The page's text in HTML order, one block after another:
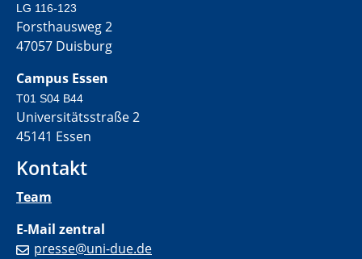
LG 116-123
Forsthausweg 2
47057 Duisburg
Campus Essen
T01 S04 B44
Universitätsstraße 2
45141 Essen
Kontakt
Team
E-Mail zentral
presse@uni-due.de